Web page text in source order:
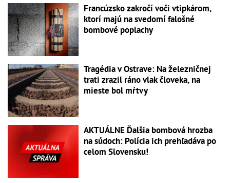
Francúzsko zakročí voči vtipkárom,
ktorí majú na svedomí falošné
bombové poplachy
Tragédia v Ostrave: Na železničnej
trati zrazil ráno vlak človeka, na
mieste bol mŕtvy
AKTUÁLNE Ďalšia bombová hrozba
na súdoch: Polícia ich prehľadáva po
celom Slovensku!